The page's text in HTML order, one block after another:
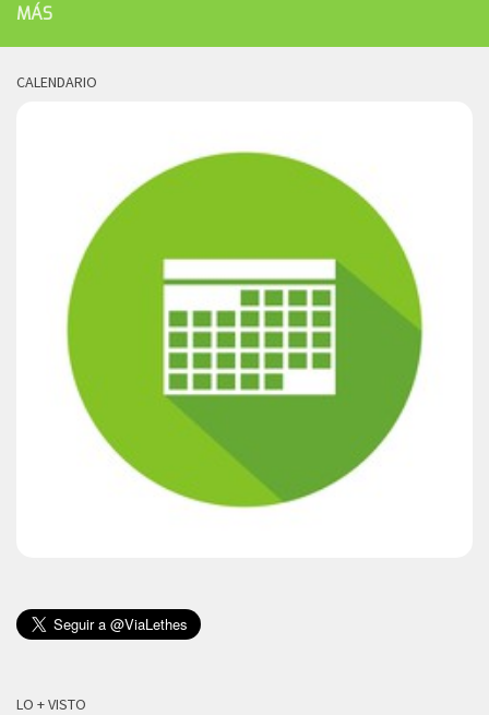
MÁS
CALENDARIO
LO + VISTO